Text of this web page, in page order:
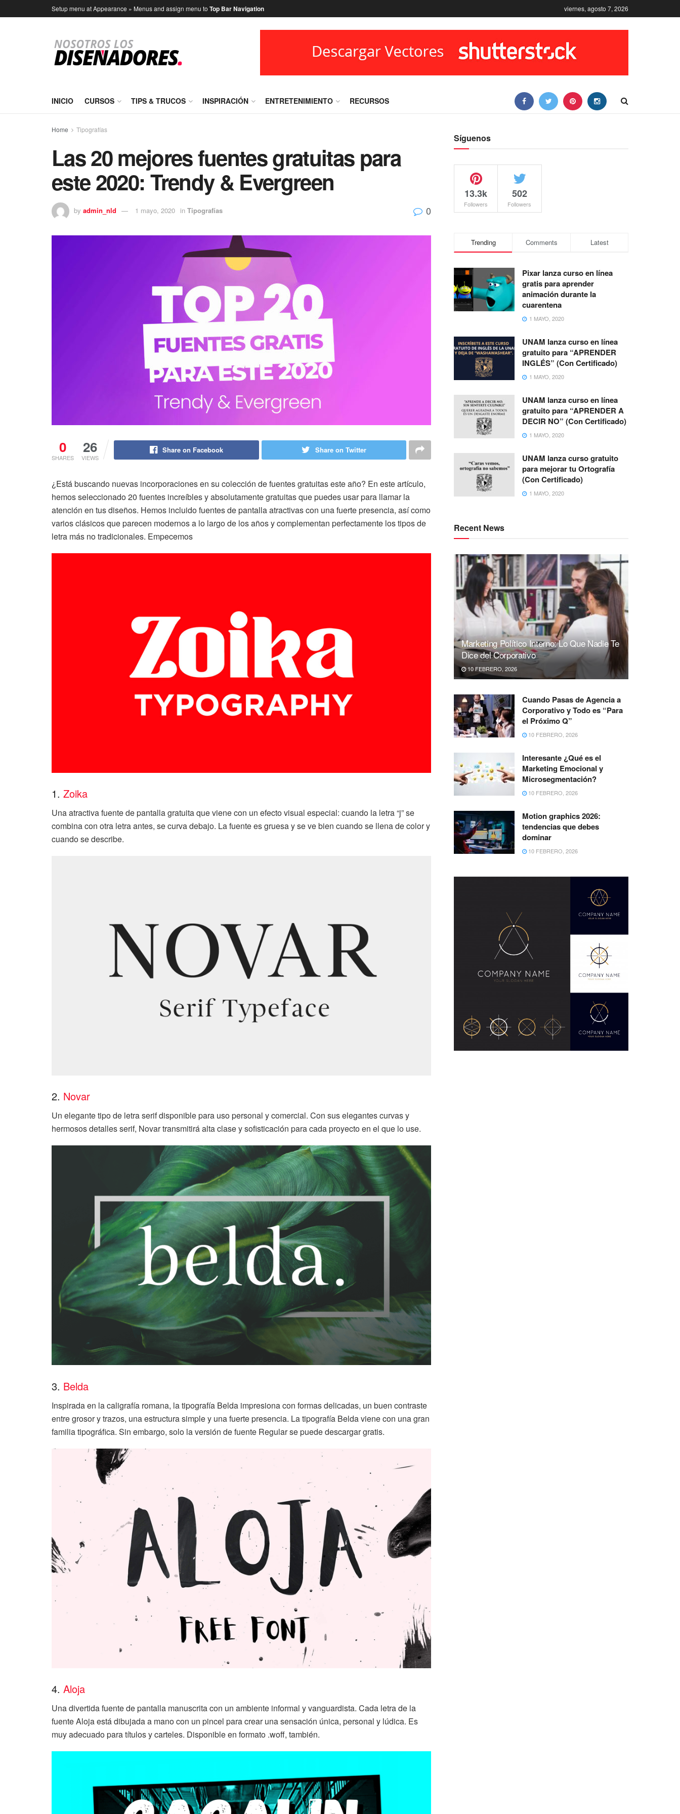
Setup menu at Appearance » Menus and assign menu to Top Bar Navigation viernes, agosto 7, 2026
INICIO CURSOS TIPS & TRUCOS INSPIRACIÓN ENTRETENIMIENTO RECURSOS
Home Tipografías
Las 20 mejores fuentes gratuitas para
este 2020: Trendy & Evergreen
by admin_nld 1 mayo, 2020 in Tipografías 0
0
SHARES
26
VIEWS
Share on Facebook Share on Twitter
¿Está buscando nuevas incorporaciones en su colección de fuentes gratuitas este año? En este artículo,
hemos seleccionado 20 fuentes increíbles y absolutamente gratuitas que puedes usar para llamar la
atención en tus diseños. Hemos incluido fuentes de pantalla atractivas con una fuerte presencia, así como
varios clásicos que parecen modernos a lo largo de los años y complementan perfectamente los tipos de
letra más no tradicionales. Empecemos
1. Zoika
Una atractiva fuente de pantalla gratuita que viene con un efecto visual especial: cuando la letra “j” se
combina con otra letra antes, se curva debajo. La fuente es gruesa y se ve bien cuando se llena de color y
cuando se describe.
2. Novar
Un elegante tipo de letra serif disponible para uso personal y comercial. Con sus elegantes curvas y
hermosos detalles serif, Novar transmitirá alta clase y sofisticación para cada proyecto en el que lo use.
3. Belda
Inspirada en la caligrafía romana, la tipografía Belda impresiona con formas delicadas, un buen contraste
entre grosor y trazos, una estructura simple y una fuerte presencia. La tipografía Belda viene con una gran
familia tipográfica. Sin embargo, solo la versión de fuente Regular se puede descargar gratis.
4. Aloja
Una divertida fuente de pantalla manuscrita con un ambiente informal y vanguardista. Cada letra de la
fuente Aloja está dibujada a mano con un pincel para crear una sensación única, personal y lúdica. Es
muy adecuado para títulos y carteles. Disponible en formato .woff, también.
Síguenos
13.3k
Followers
502
Followers
Trending Comments Latest
Pixar lanza curso en línea
gratis para aprender
animación durante la
cuarentena
1 MAYO, 2020
UNAM lanza curso en línea
gratuito para “APRENDER
INGLÉS” (Con Certificado)
1 MAYO, 2020
UNAM lanza curso en línea
gratuito para “APRENDER A
DECIR NO” (Con Certificado)
1 MAYO, 2020
UNAM lanza curso gratuito
para mejorar tu Ortografía
(Con Certificado)
1 MAYO, 2020
Recent News
Marketing Político Interno: Lo Que Nadie Te
Dice del Corporativo
10 FEBRERO, 2026
Cuando Pasas de Agencia a
Corporativo y Todo es “Para
el Próximo Q”
10 FEBRERO, 2026
Interesante ¿Qué es el
Marketing Emocional y
Microsegmentación?
10 FEBRERO, 2026
Motion graphics 2026:
tendencias que debes
dominar
10 FEBRERO, 2026